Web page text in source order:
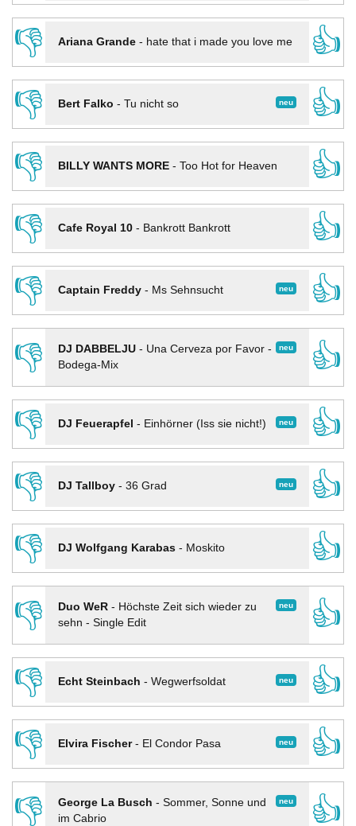
👎
Ariana Grande- hate that i made you love me
👍
👎
neu
Bert Falko - Tu nicht so
👍
👎
BILLY WANTS MORE- Too Hot for Heaven
👍
👎
Cafe Royal 10- Bankrott Bankrott
👍
👎
neu
Captain Freddy- Ms Sehnsucht
👍
👎
neu
DJ DABBELJU- Una Cerveza por Favor -
Bodega-Mix
👍
👎
neu
DJ Feuerapfel - Einhörner (Iss sie nicht!)
👍
👎
neu
DJ Tallboy- 36 Grad
👍
👎
DJ Wolfgang Karabas- Moskito
👍
👎
neu
Duo WeR- Höchste Zeit sich wieder zu
sehn - Single Edit
👍
👎
neu
Echt Steinbach - Wegwerfsoldat
👍
👎
neu
Elvira Fischer- El Condor Pasa
👍
👎
neu
George La Busch - Sommer, Sonne und
im Cabrio
👍